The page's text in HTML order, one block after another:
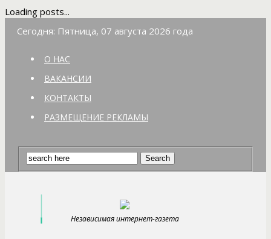
Loading posts...
Сегодня: Пятница, 07 августа 2026 года
О НАС
ВАКАНСИИ
КОНТАКТЫ
РАЗМЕЩЕНИЕ РЕКЛАМЫ
Независимая интернет-газета